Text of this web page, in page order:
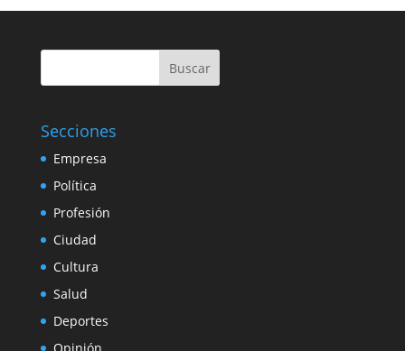
Buscar
Secciones
Empresa
Política
Profesión
Ciudad
Cultura
Salud
Deportes